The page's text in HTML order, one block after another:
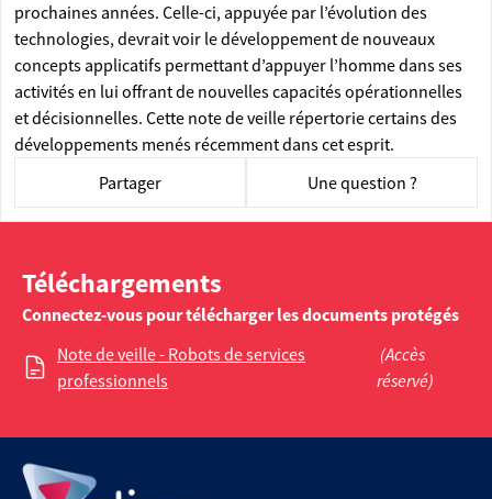
prochaines années. Celle-ci, appuyée par l’évolution des
technologies, devrait voir le développement de nouveaux
concepts applicatifs permettant d’appuyer l’homme dans ses
activités en lui offrant de nouvelles capacités opérationnelles
et décisionnelles. Cette note de veille répertorie certains des
développements menés récemment dans cet esprit.
Partager
Une question ?
Téléchargements
Connectez-vous pour télécharger les documents protégés
Note de veille - Robots de services
professionnels
(Accès
réservé)